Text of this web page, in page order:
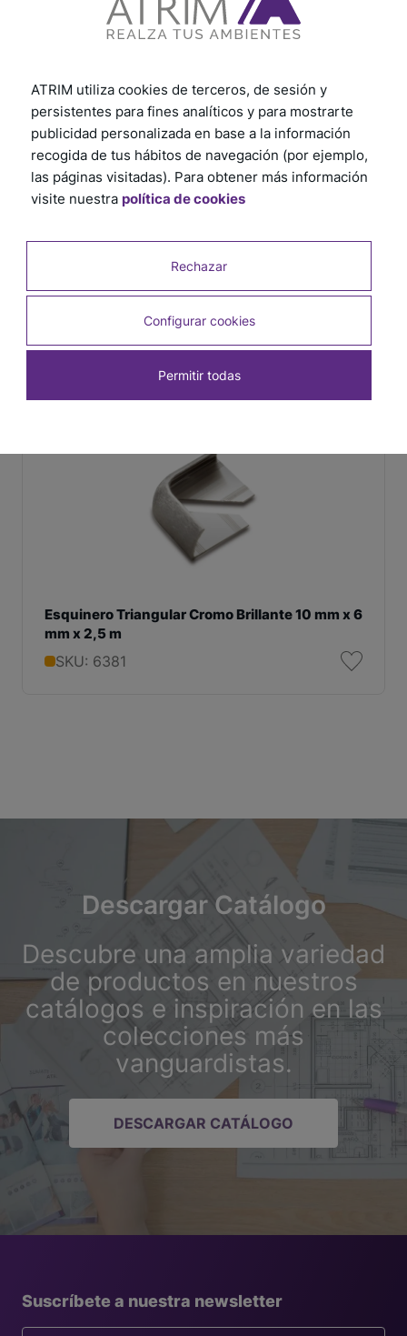
Ver otros tutoriales
Esquinero Triangular Cromo Brillante 10 mm x 6
mm x 2,5 m
SKU: 6381
Descargar Catálogo
Descubre una amplia variedad
de productos en nuestros
catálogos e inspiración en las
colecciones más
vanguardistas.
DESCARGAR CATÁLOGO
Suscríbete a nuestra newsletter
ATRIM utiliza cookies de terceros, de sesión y
persistentes para fines analíticos y para mostrarte
publicidad personalizada en base a la información
recogida de tus hábitos de navegación (por ejemplo,
las páginas visitadas). Para obtener más información
visite nuestra política de cookies
Rechazar
Configurar cookies
Permitir todas